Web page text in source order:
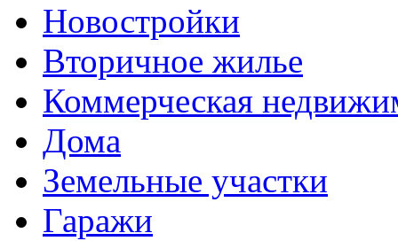
Новостройки
Вторичное жилье
Коммерческая
Дома
Земельные участки
Гаражи